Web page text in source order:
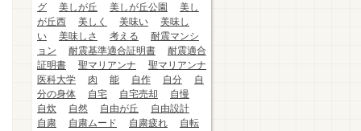
グ
美しが丘 美しが丘公園
美し
が丘西
美しく 美味い
美味し
い
美味しさ 考える
耐震マンシ
ョン
耐震基準適合証明書
耐震適合
証明書
聖マリアンナ
聖マリアンナ
医科大学
肉 能 自作 自分
自
分の身体
自宅 自宅売却
自慢
自炊
自然 自由が丘
自由設計
自粛
自粛ムード 自粛疲れ
自転